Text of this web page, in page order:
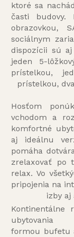
ktoré sa
časti budovy.
obrazovkou,
sociálnym
dispozícii sú
jeden 5-
prístelkou,
prístelkou,
Hosťom
vchodom a
komfortné
aj ideálnu
pomáha
zrelaxovať po
relax. Vo
pripojenia na
izby aj
Kontinentálne
formou bufetu